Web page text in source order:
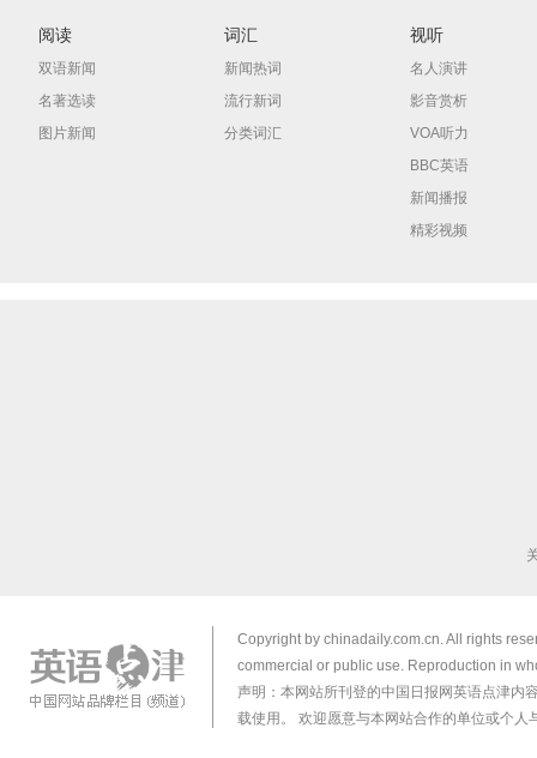
阅读
双语新闻
名著选读
图片新闻
词汇
新闻热词
流行新词
分类词汇
视听
名人演讲
影音赏析
VOA听力
BBC英语
新闻播报
精彩视频
Copyright by chinadaily.com.cn. All rights
commercial or public use. Reproduction in
声明：本网站所刊登的中国日报网英语点津内
载使用。 欢迎愿意与本网站合作的单位或个人